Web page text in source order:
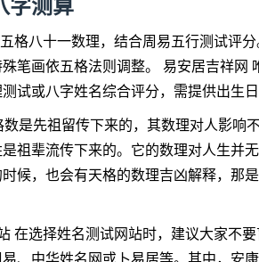
字测算
格八十一数理，结合周易五行测试评
笔画依五格法则调整。 易安居吉祥网
试或八字姓名综合评分，需提供出生日
是先祖留传下来的，其数理对人影响
祖辈流传下来的。它的数理对人生并
候，也会有天格的数理吉凶解释，那
在选择姓名测试网站时，建议大家不
、中华姓名网或卜易居等。其中，安